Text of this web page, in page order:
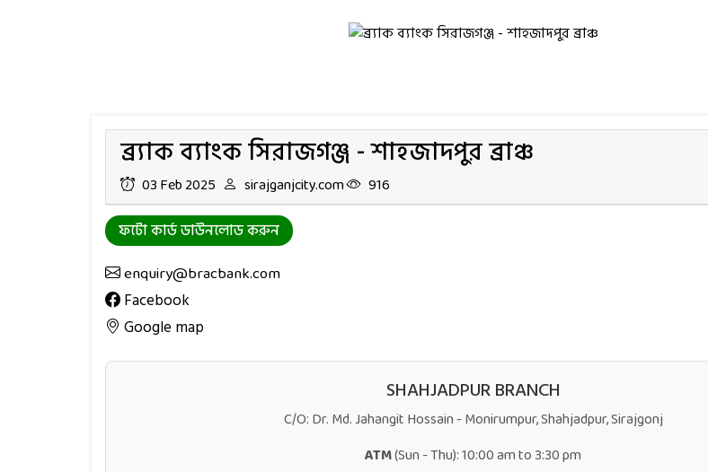
ব্র্যাক ব্যাংক সিরাজগঞ্জ - শাহজাদপুর ব্রাঞ্চ
03 Feb 2025 sirajganjcity.com 916
ফটো কার্ড ডাউনলোড করুন
enquiry@bracbank.com
Facebook
Google map
SHAHJADPUR BRANCH
C/O: Dr. Md. Jahangit Hossain - Monirumpur, Shahjadpur, Sirajgonj
ATM(Sun - Thu): 10:00 am to 3:30 pm